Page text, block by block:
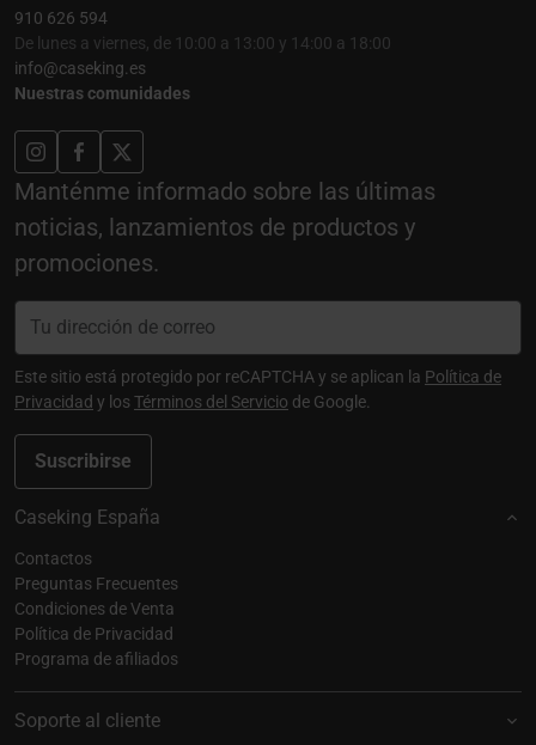
910 626 594
De lunes a viernes, de 10:00 a 13:00 y 14:00 a 18:00
info@caseking.es
Nuestras comunidades
Manténme informado sobre las últimas
noticias, lanzamientos de productos y
promociones.
Suscribirse
Este sitio está protegido por reCAPTCHA y se aplican la Política de
Privacidad y losTérminos del Servicio de Google.
Caseking España
Contactos
Preguntas Frecuentes
Condiciones de Venta
Política de Privacidad
Programa de afiliados
Soporte al cliente